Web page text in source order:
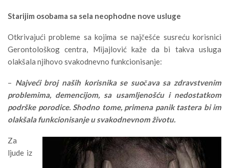
Starijim osobama sa sela neophodne nove usluge
Otkrivajući probleme sa kojima se najčešće susreću korisnici
Gerontološkog centra, Mijajlović kaže da bi takva usluga
olakšala njihovo svakodnevno funkcionisanje:
– Najveći broj naših korisnika se suočava sa zdravstvenim
problemima, demencijom, sa usamljenošću i nedostatkom
podrške porodice. Shodno tome, primena panik tastera bi im
olakšala funkcionisanje u svakodnevnom životu.
Za
ljude iz